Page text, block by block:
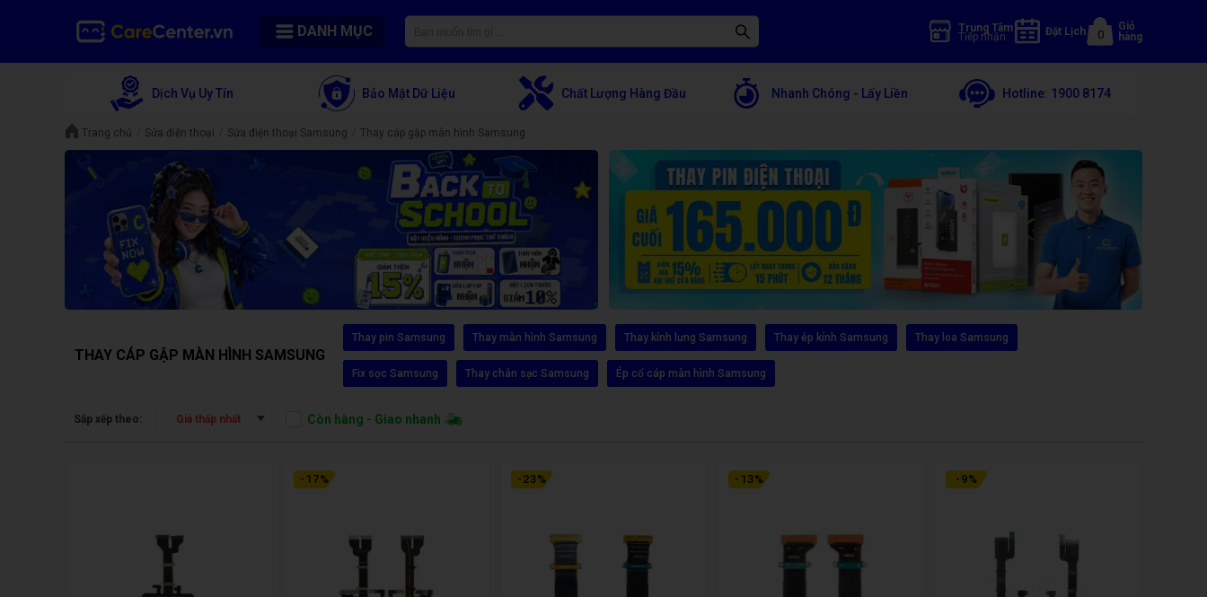
Trung Tâm
Tiếp nhận Đặt Lịch 0
Giỏ
hàng
DANH MỤC
Dịch Vụ Uy Tín Bảo Mật Dữ Liệu Chất Lượng Hàng Đầu Nhanh Chóng - Lấy Liền Hotline: 1900 8174
Trang chủ Sửa điện thoại Sửa điện thoại Samsung Thay cáp gập màn hình Samsung
THAY CÁP GẬP MÀN HÌNH SAMSUNG
Thay pin Samsung Thay màn hình Samsung Thay kính lưng Samsung Thay ép kính Samsung Thay loa Samsung
Fix sọc Samsung Thay chân sạc Samsung Ép cổ cáp màn hình Samsung
Sắp xếp theo: Giá thấp nhất Còn hàng - Giao nhanh
- 17% - 23% - 13% - 9%